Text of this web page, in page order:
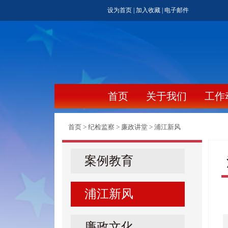
设为首页| 加入收藏| 电子邮件
首页 关于我们 工
首页> 纪检监察 > 廉政讲堂> 浦江新风
案例教育
浦江新风